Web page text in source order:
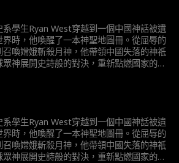
系學生Ryan West穿越到一個中國神話被遺
界時，他喚醒了一本神聖地圖冊。從屈辱的
召喚嫦娥斬殺月神，他帶領中國失落的神祇
眾神展開史詩般的對決，重新點燃國家的命
系學生Ryan West穿越到一個中國神話被遺
界時，他喚醒了一本神聖地圖冊。從屈辱的
召喚嫦娥斬殺月神，他帶領中國失落的神祇
眾神展開史詩般的對決，重新點燃國家的命